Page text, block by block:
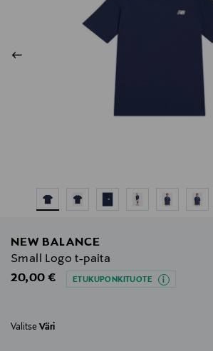
NEW BALANCE
Small Logo t-paita
Original Price
20,00 € ETUKUPONKITUOTE
Valitse Väri